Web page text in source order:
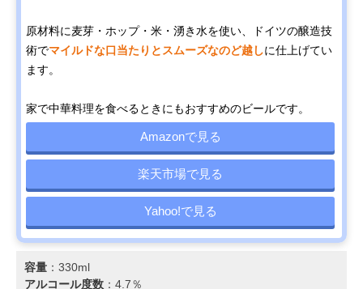
原材料に麦芽・ホップ・米・湧き水を使い、ドイツの醸造技
術でマイルドな口当たりとスムーズなのど越しに仕上げてい
ます。
家で中華料理を食べるときにもおすすめのビールです。
Amazonで見る
楽天市場で見る
Yahoo!で見る
容量 ：330ml
アルコール度数 ：4.7％